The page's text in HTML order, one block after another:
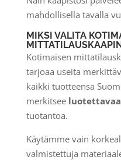
mahdollisella tavalla
MIKSI VALITA
Kotimaisen
tarjoaa useita
kaikki tuotteensa
merkitsee
tuotantoa.
Käytämme vain
valmistettuja